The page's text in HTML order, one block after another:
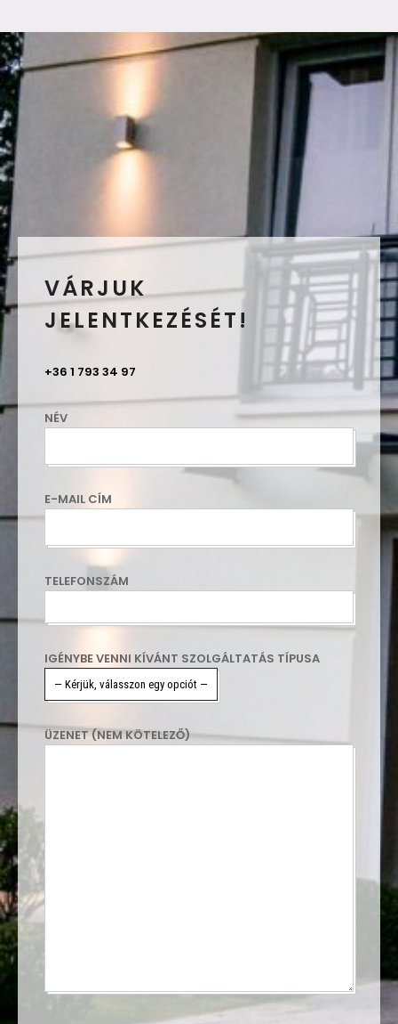
VÁRJUK
JELENTKEZÉSÉT!
+36 1 793 34 97
NÉV
E-MAIL CÍM
TELEFONSZÁM
IGÉNYBE VENNI KÍVÁNT SZOLGÁLTATÁS TÍPUSA
ÜZENET (NEM KÖTELEZŐ)